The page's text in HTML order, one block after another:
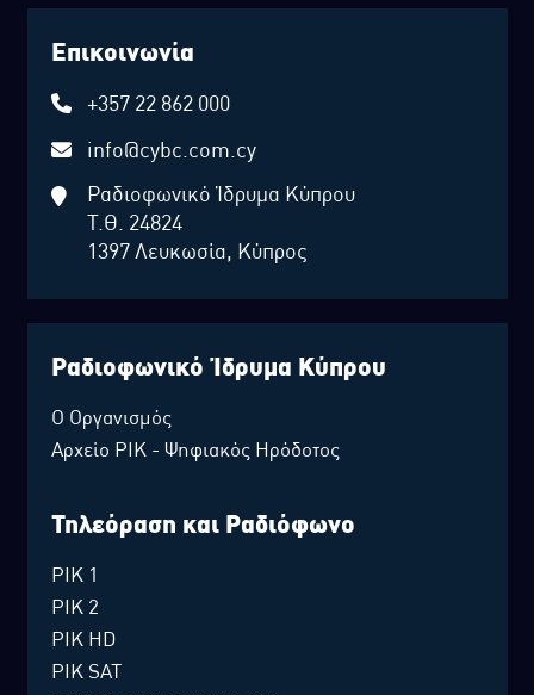
Επικοινωνία
+357 22 862 000
info@cybc.com.cy
Ραδιοφωνικό Ίδρυμα Κύπρου
Τ.Θ. 24824
1397 Λευκωσία, Κύπρος
Ραδιοφωνικό Ίδρυμα Κύπρου
Ο Οργανισμός
Αρχείο ΡΙΚ - Ψηφιακός Ηρόδοτος
Τηλεόραση και Ραδιόφωνο
ΡΙΚ 1
ΡΙΚ 2
ΡΙΚ HD
ΡΙΚ SAT